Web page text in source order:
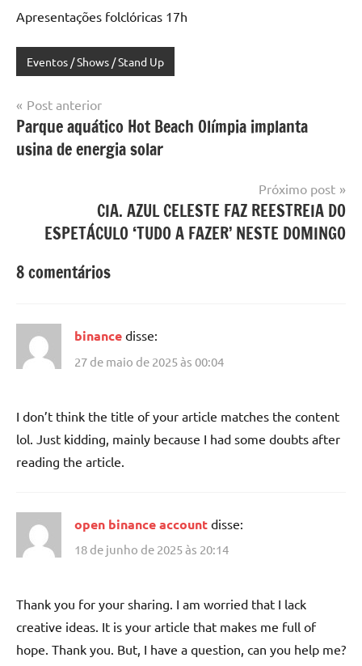
Apresentações folclóricas 17h
Eventos / Shows / Stand Up
Navegação
de
Post
Post anterior
Parque aquático Hot Beach Olímpia implanta
usina de energia solar
Próximo post
CIA. AZUL CELESTE FAZ REESTREIA DO
ESPETÁCULO ‘TUDO A FAZER’ NESTE DOMINGO
8 comentários
binance disse:
27 de maio de 2025 às 00:04
I don’t think the title of your article matches the content
lol. Just kidding, mainly because I had some doubts after
reading the article.
open binance account disse:
18 de junho de 2025 às 20:14
Thank you for your sharing. I am worried that I lack
creative ideas. It is your article that makes me full of
hope. Thank you. But, I have a question, can you help me?